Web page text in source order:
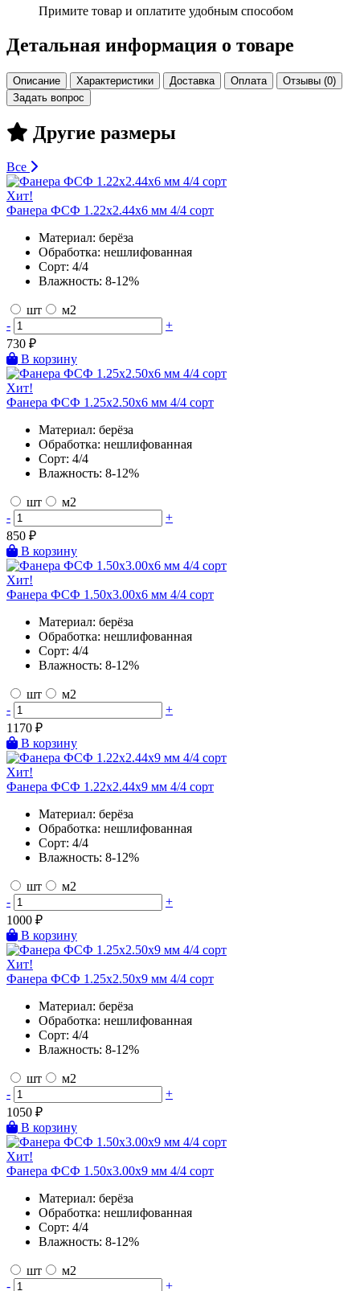
Примите товар и оплатите удобным способом
Детальная информация о товаре
Описание Характеристики Доставка Оплата
Отзывы (0)
Задать вопрос
Другие размеры
Все
Хит!
Фанера ФСФ 1.22х2.44х6 мм 4/4 сорт
Материал: берёза
Обработка: нешлифованная
Сорт: 4/4
Влажность: 8-12%
шт
м2
-
+
730 ₽
В корзину
Хит!
Фанера ФСФ 1.25х2.50х6 мм 4/4 сорт
Материал: берёза
Обработка: нешлифованная
Сорт: 4/4
Влажность: 8-12%
шт
м2
-
+
850 ₽
В корзину
Хит!
Фанера ФСФ 1.50х3.00х6 мм 4/4 сорт
Материал: берёза
Обработка: нешлифованная
Сорт: 4/4
Влажность: 8-12%
шт
м2
-
+
1170 ₽
В корзину
Хит!
Фанера ФСФ 1.22х2.44х9 мм 4/4 сорт
Материал: берёза
Обработка: нешлифованная
Сорт: 4/4
Влажность: 8-12%
шт
м2
-
+
1000 ₽
В корзину
Хит!
Фанера ФСФ 1.25х2.50х9 мм 4/4 сорт
Материал: берёза
Обработка: нешлифованная
Сорт: 4/4
Влажность: 8-12%
шт
м2
-
+
1050 ₽
В корзину
Хит!
Фанера ФСФ 1.50х3.00х9 мм 4/4 сорт
Материал: берёза
Обработка: нешлифованная
Сорт: 4/4
Влажность: 8-12%
шт
м2
-
+